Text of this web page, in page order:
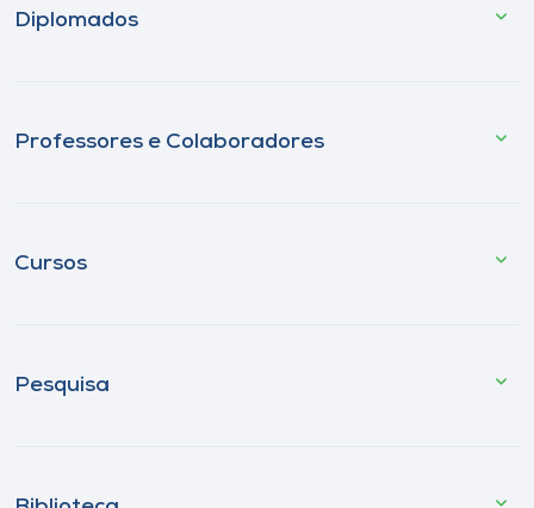
Diplomados
Professores e Colaboradores
Cursos
Pesquisa